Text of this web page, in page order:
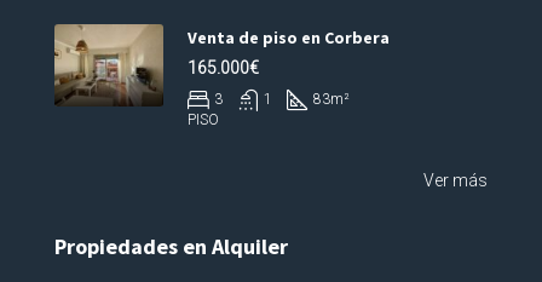
Venta de piso en Corbera
165.000€
3 1 83m²
PISO
Ver más
Propiedades en Alquiler